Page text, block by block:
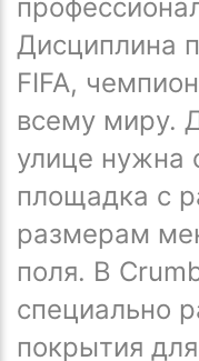
Дисциплина
FIFA,
всему миру.
улице нужна
площадка с
размерам
поля. В
специально
покрытия